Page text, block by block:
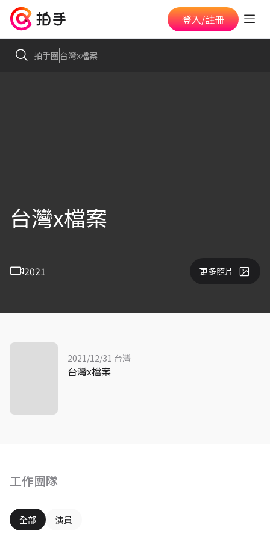
登入/註冊
拍手圈台灣x檔案
台灣x檔案
2021 更多照片
工作團隊
全部 演員
2021/12/31 台灣
台灣x檔案